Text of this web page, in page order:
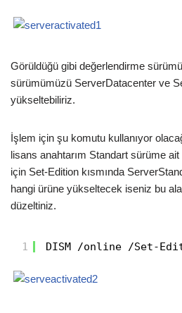
Görüldüğü gibi değerlendirme
sürümümüzü ServerDatacenter ve
yükseltebiliriz.
İşlem için şu komutu kullanıyor
lisans anahtarım Standart sürüme
için Set-Edition kısmında
hangi ürüne yükseltecek iseniz bu
düzeltiniz.
1 DISM /online /Set-